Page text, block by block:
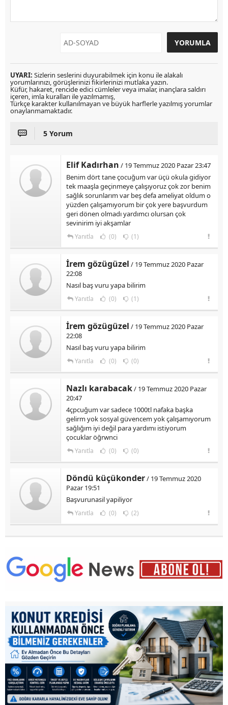
UYARI: Sizlerin seslerini duyurabilmek için konu ile alakalı
yorumlarınızı, görüşlerinizi fikirlerinizi mutlaka yazın.
Küfür, hakaret, rencide edici cümleler veya imalar, inançlara saldırı
içeren, imla kuralları ile yazılmamış,
Türkçe karakter kullanılmayan ve büyük harflerle yazılmış yorumlar
onaylanmamaktadır.
5 Yorum
Elif Kadırhan / 19 Temmuz 2020 Pazar 23:47
Benim dört tane çocuğum var üçü okula gidiyor
tek maaşla geçinmeye çalışıyoruz çok zor benim
sağlık sorunlarım var beş defa ameliyat oldum o
yüzden çalışamıyorum bir çok yere başvurdum
geri dönen olmadı yardımcı olursan çok
sevinirim iyi akşamlar
Yanıtla (0) (1)
İrem gözügüzel / 19 Temmuz 2020 Pazar
22:08
Nasıl baş vuru yapa bilirim
Yanıtla (0) (1)
İrem gözügüzel / 19 Temmuz 2020 Pazar
22:08
Nasıl baş vuru yapa bilirim
Yanıtla (0) (0)
Nazlı karabacak/ 19 Temmuz 2020 Pazar
20:47
4çpcuğum var sadece 1000tl nafaka başka
gelirm yok sosyal güvencem yok çalışamıyorum
sağlığım iyi değil para yardımı istiyorum
çocuklar öğrwnci
Yanıtla (0) (0)
Döndü küçükonder/ 19 Temmuz 2020
Pazar 19:51
Başvurunasil yapiliyor
Yanıtla (0) (2)